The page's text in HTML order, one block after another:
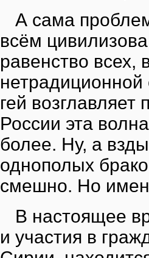
А сама
всём
равенство
гей
России эта
более. Ну, а
однополых
смешно. Но
В настоящее
и участия в